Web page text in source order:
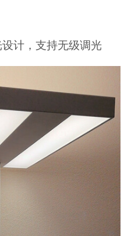
计，支持无级调光